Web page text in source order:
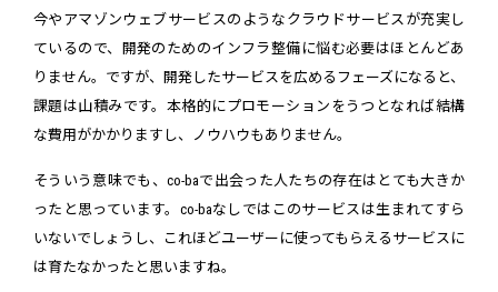
今やアマゾンウェブサービスのようなクラウドサービスが充実し
ているので、開発のためのインフラ整備に悩む必要はほとんどあ
りません。ですが、開発したサービスを広めるフェーズになると、
課題は山積みです。本格的にプロモーションをうつとなれば結構
な費用がかかりますし、ノウハウもありません。
そういう意味でも、co-baで出会った人たちの存在はとても大きか
ったと思っています。co-baなしではこのサービスは生まれてすら
いないでしょうし、これほどユーザーに使ってもらえるサービスに
は育たなかったと思いますね。